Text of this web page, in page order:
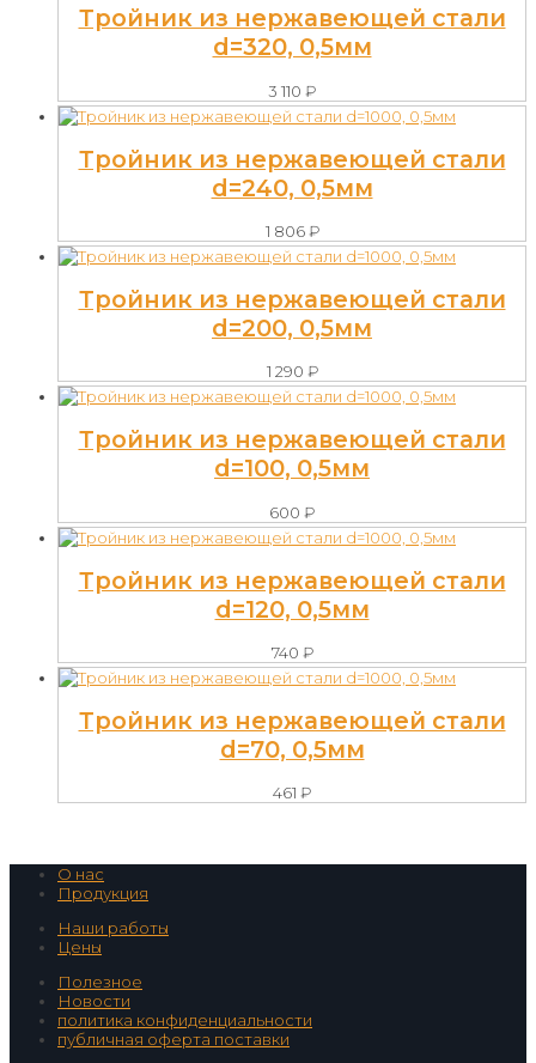
Тройник из нержавеющей стали
d=320, 0,5мм
3 110 ₽
Тройник из нержавеющей стали
d=240, 0,5мм
1 806₽
Тройник из нержавеющей стали
d=200, 0,5мм
1 290 ₽
Тройник из нержавеющей стали
d=100, 0,5мм
600 ₽
Тройник из нержавеющей стали
d=120, 0,5мм
740 ₽
Тройник из нержавеющей стали
d=70, 0,5мм
461 ₽
О нас
Продукция
Наши работы
Цены
Полезное
Новости
политика конфиденциальности
публичная оферта поставки